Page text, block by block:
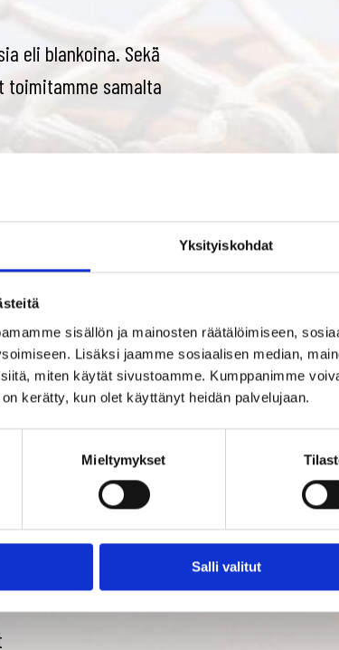
Yksityiskohdat
sisällön ja mainosten räätälöimiseen,
Lisäksi jaamme sosiaalisen median,
miten käytät sivustoamme. Kumppanimme
kerätty, kun olet käyttänyt heidän palvelujaan.
Mieltymykset
Salli valitut
eli blankoina. Sekä
toimitamme samalta